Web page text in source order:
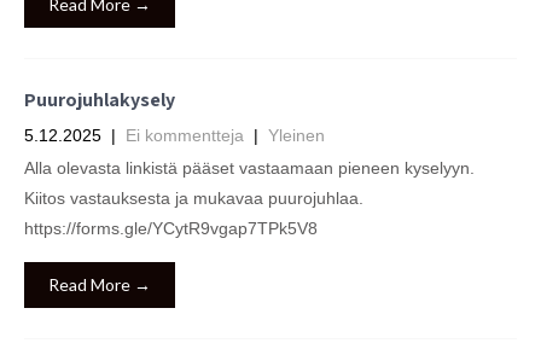
Read More →
Puurojuhlakysely
5.12.2025 | Ei kommentteja | Yleinen
Alla olevasta linkistä pääset vastaamaan pieneen kyselyyn.
Kiitos vastauksesta ja mukavaa puurojuhlaa.
https://forms.gle/YCytR9vgap7TPk5V8
Read More →